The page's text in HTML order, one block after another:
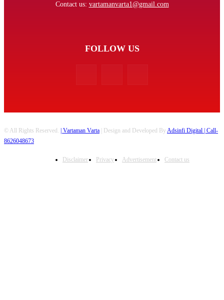
Contact us: vartamanvarta1@gmail.com
FOLLOW US
© All Rights Reserved. | Vartaman Varta | Design and Developed ByAdsinfi Digital | Call-
8626048673
Disclaimer Privacy Advertisement Contact us